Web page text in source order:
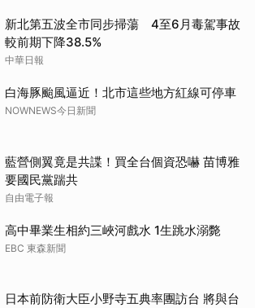
新北第五波全市同步掃蕩 4至6月毒駕事故
較前期下降38.5%
中華日報
白海豚颱風逼近！北市這些地方紅線可停車
NOWNEWS今日新聞
藍營側翼竟是共諜！買全台個資恐嚇 苗博雅
要國民黨踹共
自由電子報
高中畢業生相約三峽河戲水 1生跳水溺斃
EBC 東森新聞
日本前防衛大臣小野寺五典率團訪台 將與台